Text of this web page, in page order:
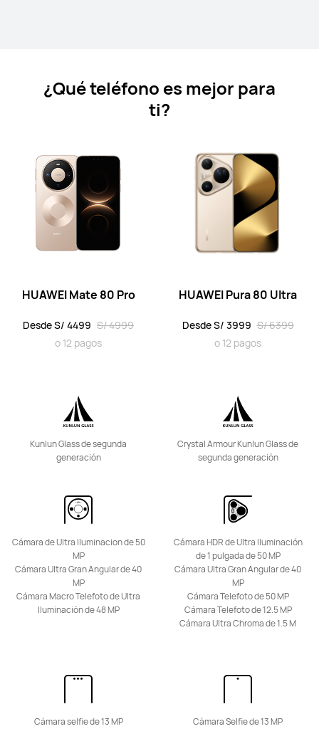
Desde S/ 5499 S/ 8999
o 12 pagos
Conoce más Comprar
Serie Pura
HUAWEI Pura 80 Ultra
Comprar
HUAWEI Pura 80 Pro
S/ 4999
o 12 pagos
Conoce más Comprar
¿Qué teléfono es mejor para
ti?
HUAWEI Mate 80 Pro
Desde S/ 4499 S/ 4999
o 12 pagos
Kunlun Glass de segunda
generación
Cámara de Ultra Iluminacion de 50
MP
Cámara Ultra Gran Angular de 40
MP
Cámara Macro Telefoto de Ultra
Iluminación de 48 MP
Cámara selfie de 13 MP
HUAWEI Pura 80 Ultra
Desde S/ 3999 S/ 6399
o 12 pagos
Crystal Armour Kunlun Glass de
segunda generación
Cámara HDR de Ultra Iluminación
de 1 pulgada de 50 MP
Cámara Ultra Gran Angular de 40
MP
Cámara Telefoto de 50 MP
Cámara Telefoto de 12.5 MP
Cámara Ultra Chroma de 1.5 M
Cámara Selfie de 13 MP